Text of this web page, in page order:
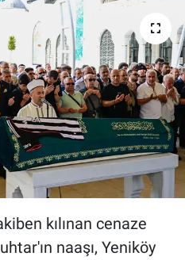
kılınan cenaze
naaşı, Yeniköy